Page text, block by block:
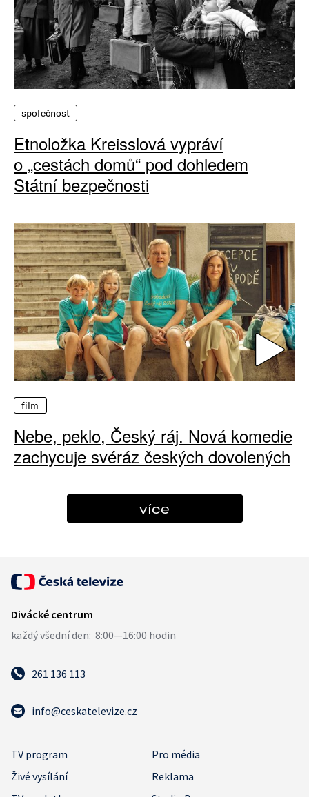
společnost
Etnoložka Kreisslová vypráví
o „cestách domů“ pod dohledem
Státní bezpečnosti
film
Nebe, peklo, Český ráj. Nová komedie
zachycuje svéráz českých dovolených
více
261 136 113
info@ceskatelevize.cz
TV program
Pro média
Živé vysílání
Reklama